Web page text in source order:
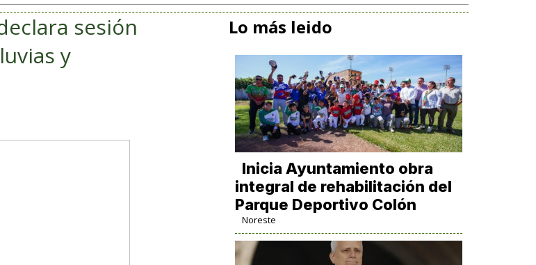
sesión
y
Lo más leido
Inicia Ayuntamiento obra
integral de rehabilitación del
Parque Deportivo Colón
Noreste